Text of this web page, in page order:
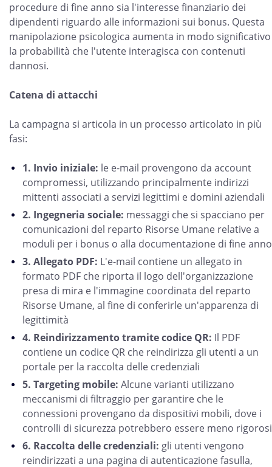
procedure di fine anno sia l'interesse finanziario dei
dipendenti riguardo alle informazioni sui bonus. Questa
manipolazione psicologica aumenta in modo significativo
la probabilità che l'utente interagisca con contenuti
dannosi.
Catena di attacchi
La campagna si articola in un processo articolato in più
fasi:
1. Invio iniziale: le e-mail provengono da account
compromessi, utilizzando principalmente indirizzi
mittenti associati a servizi legittimi e domini aziendali
2. Ingegneria sociale: messaggi che si spacciano per
comunicazioni del reparto Risorse Umane relative a
moduli per i bonus o alla documentazione di fine anno
3. Allegato PDF: L'e-mail contiene un allegato in
formato PDF che riporta il logo dell'organizzazione
presa di mira e l'immagine coordinata del reparto
Risorse Umane, al fine di conferirle un'apparenza di
legittimità
4. Reindirizzamento tramite codice QR: Il PDF
contiene un codice QR che reindirizza gli utenti a un
portale per la raccolta delle credenziali
5. Targeting mobile: Alcune varianti utilizzano
meccanismi di filtraggio per garantire che le
connessioni provengano da dispositivi mobili, dove i
controlli di sicurezza potrebbero essere meno rigorosi
6. Raccolta delle credenziali: gli utenti vengono
reindirizzati a una pagina di autenticazione fasulla,